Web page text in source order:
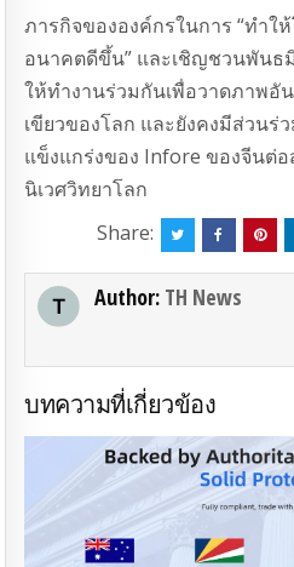
ภารกิจขององค์กรในการ “ทํา
อนาคตดีขึ้น” และเชิญชวนพันธ
ให้ทํางานร่วมกันเพื่อวาดภาพอั
เขียวของโลก และยังคงมีส่วน
แข็งแกร่งของ Infore ของจีนต่
นิเวศวิทยาโลก
Share:
Author: TH News
บทความที่เกี่ยวข้อง